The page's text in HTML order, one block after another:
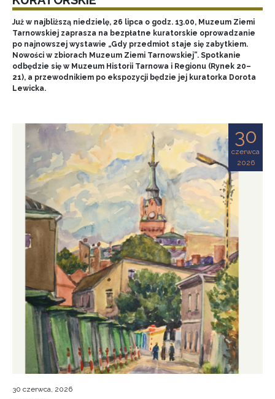
Już w najbliższą niedzielę, 26 lipca o godz. 13.00, Muzeum Ziemi
Tarnowskiej zaprasza na bezpłatne kuratorskie oprowadzanie
po najnowszej wystawie „Gdy przedmiot staje się zabytkiem.
Nowości w zbiorach Muzeum Ziemi Tarnowskiej”. Spotkanie
odbędzie się w Muzeum Historii Tarnowa i Regionu (Rynek 20–
21), a przewodnikiem po ekspozycji będzie jej kuratorka Dorota
Lewicka.
30
czerwca
2026
30 czerwca, 2026